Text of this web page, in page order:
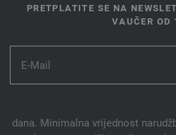
PRETPLATITE SE NA
VAUČER OD
dana. Minimalna vrijednost